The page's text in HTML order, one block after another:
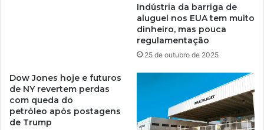
Indústria da barriga de
aluguel nos EUA tem muito
dinheiro, mas pouca
regulamentação
25 de outubro de 2025
Dow Jones hoje e futuros
de NY revertem perdas
com queda do
petróleo após postagens
de Trump